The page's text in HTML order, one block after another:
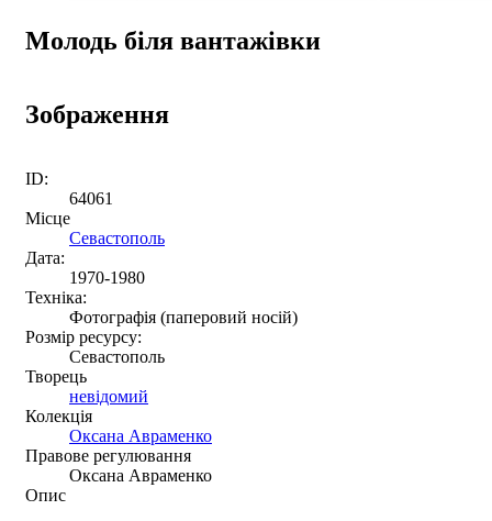
Молодь біля вантажівки
Зображення
ID:
64061
Місце
Севастополь
Дата:
1970-1980
Техніка:
Фотографія (паперовий носій)
Розмір ресурсу:
Севастополь
Творець
невідомий
Колекція
Оксана Авраменко
Правове регулювання
Оксана Авраменко
Опис